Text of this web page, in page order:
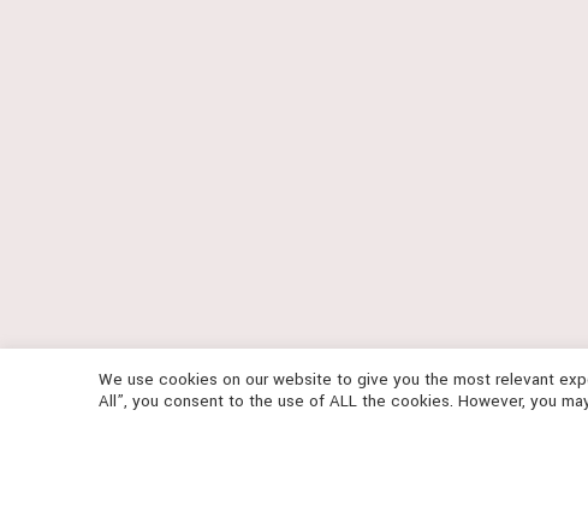
We use cookies on our website to give you the most relevant
All”, you consent to the use of ALL the cookies. However, you